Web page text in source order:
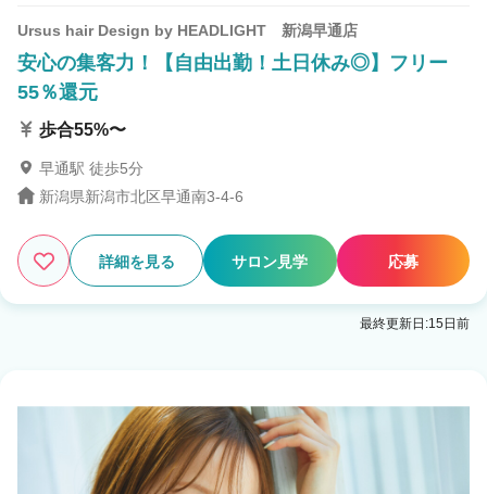
業務委託・フリーランス 紹介・派遣
詳細条件
ヘアショー・撮影会・コンテスト
この条件の求人数3件
Ursus hair Design by HEADLIGHT 新潟早通店
安心の集客力！【自由出勤！土日休み◎】フリー
55％還元
歩合55%〜
早通駅 徒歩5分
新潟県新潟市北区早通南3-4-6
詳細を見る サロン見学 応募
最終更新日:15日前